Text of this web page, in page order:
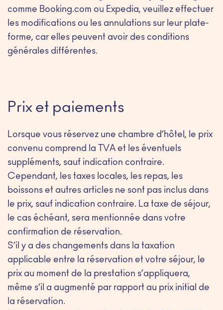
comme Booking.com ou Expedia, veuillez effectuer
les modifications ou les annulations sur leur plate-
forme, car elles peuvent avoir des conditions
générales différentes.
Prix et paiements
Lorsque vous réservez une chambre d’hôtel, le prix
convenu comprend la TVA et les éventuels
suppléments, sauf indication contraire.
Cependant, les taxes locales, les repas, les
boissons et autres articles ne sont pas inclus dans
le prix, sauf indication contraire. La taxe de séjour,
le cas échéant, sera mentionnée dans votre
confirmation de réservation.
S’il y a des changements dans la taxation
applicable entre la réservation et votre séjour, le
prix au moment de la prestation s’appliquera,
même s’il a augmenté par rapport au prix initial de
la réservation.